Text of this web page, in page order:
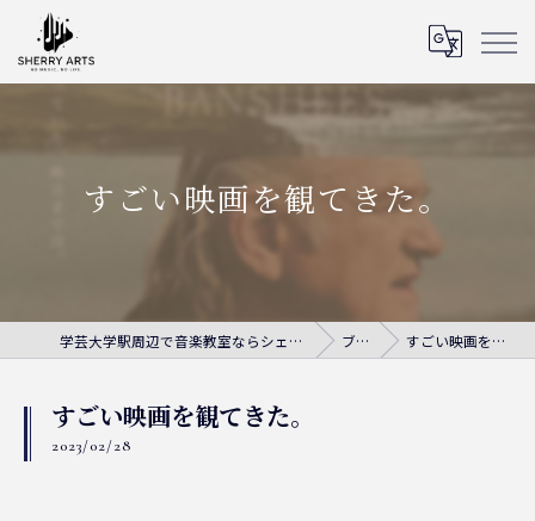
すごい映画を観てきた。
学芸大学駅周辺で音楽教室ならシェリー・アーツ音楽教室 ブログ すごい映画を観てきた。
すごい映画を観てきた。
2023/02/28